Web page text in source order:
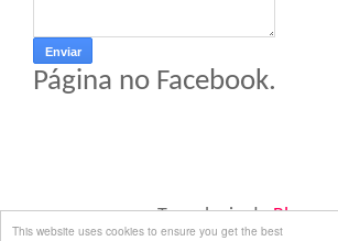
This website uses cookies to ensure you get the best
Página no Facebook.
Tecnologia doBlogger.